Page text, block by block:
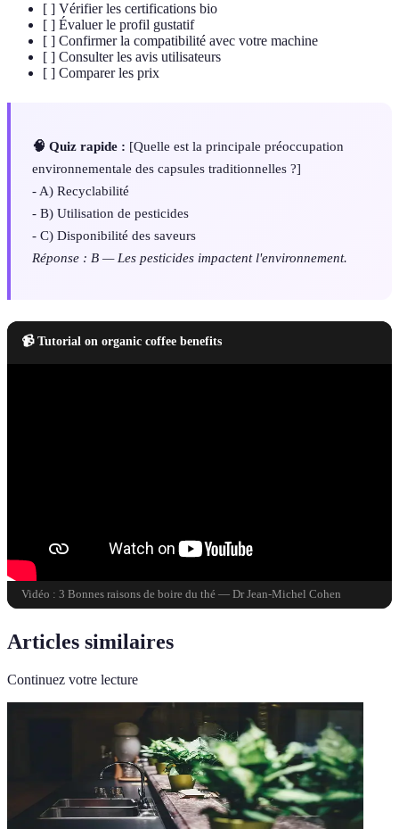
[ ] Vérifier les certifications bio
[ ] Évaluer le profil gustatif
[ ] Confirmer la compatibilité avec votre machine
[ ] Consulter les avis utilisateurs
[ ] Comparer les prix
🧠 Quiz rapide : [Quelle est la principale préoccupation
environnementale des capsules traditionnelles ?]
- A) Recyclabilité
- B) Utilisation de pesticides
- C) Disponibilité des saveurs
Réponse : B — Les pesticides impactent l'environnement.
📹 Tutorial on organic coffee benefits
Vidéo : 3 Bonnes raisons de boire du thé — Dr Jean-Michel Cohen
Articles similaires
Continuez votre lecture